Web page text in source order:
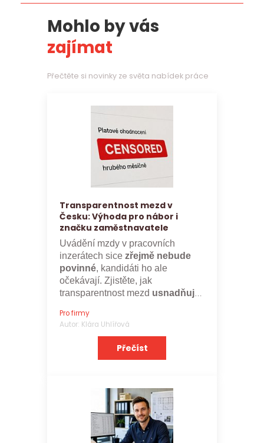
Mohlo by vás
zajímat
Přečtěte si novinky ze světa nabídek práce
Transparentnost mezd v
Česku: Výhoda pro nábor i
značku zaměstnavatele
Uvádění mzdy v pracovních
inzerátech sice zřejmě nebude
povinné, kandidáti ho ale
očekávají. Zjistěte, jak
transparentnost mezd usnadňuje
zaměstnavatele.
Pro firmy
Autor: Klára Uhlířová
Přečíst